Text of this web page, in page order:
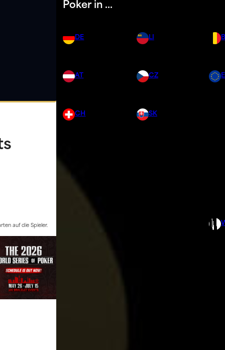
auf die Spieler.
Poker in …
DE
AT
CH
LI
CZ
SK